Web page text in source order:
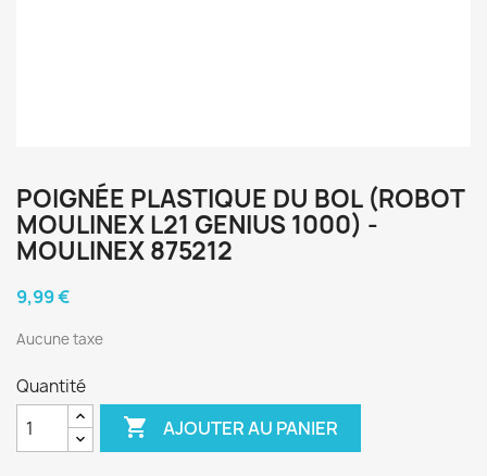
POIGNÉE PLASTIQUE DU BOL (ROBOT
MOULINEX L21 GENIUS 1000) -
MOULINEX 875212
9,99 €
Aucune taxe
Quantité
 AJOUTER AU PANIER